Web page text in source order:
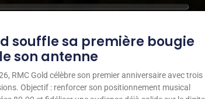
souffle sa première bougie
son antenne
RMC Gold célèbre son premier anniversaire avec trois
Objectif : renforcer son positionnement musical